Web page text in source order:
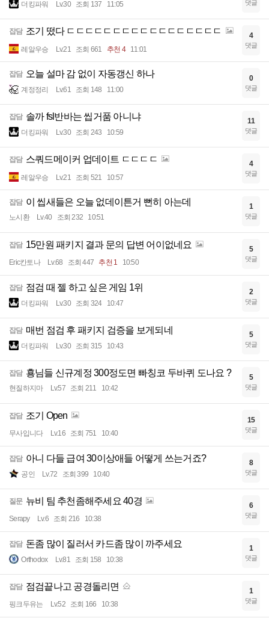
더킹파워 Lv.30 조회 137 11:05 댓글
잡담 조기 떴다 ㄷㄷㄷㄷㄷㄷㄷㄷㄷㄷㄷㄷㄷㄷㄷㄷㄷ
레알우승 Lv.21 조회 661 추천 4 11:01
4
댓글
잡담 오늘 설마 감 없이 자동갱신 하나
계정정리 Lv.61 조회 148 11:00
0
댓글
잡담 솔까 fsl반바는 씹거품 아니냐
더킹파워 Lv.30 조회 243 10:59
11
댓글
잡담 스쿼드메이커 업데이트 ㄷㄷㄷㄷ
레알우승 Lv.21 조회 521 10:57
4
댓글
잡담 이 씹새들은 오늘 없데이튼거 뻔히 아는데
노시환 Lv.40 조회 232 10:51
1
댓글
잡담 15만원 패키지 결과 문의 답변 어이없네요
Eric칸토나 Lv.68 조회 447 추천 1 10:50
5
댓글
잡담 점검 때 젤 하고 싶은 게임 1위
더킹파워 Lv.30 조회 324 10:47
2
댓글
잡담 매번 점검 후 패키지 검증을 보게되네
더킹파워 Lv.30 조회 315 10:43
5
댓글
잡담 횽님들 신규계정 300정도면 빠칭코 두바퀴 도나요 ?
현질하지마 Lv.57 조회 211 10:42
5
댓글
잡담 조기 Open
무사입니다 Lv.16 조회 751 10:40
15
댓글
잡담 아니 다들 급여 30이상애들 어떻게 쓰는거죠?
공인 Lv.72 조회 399 10:40
8
댓글
질문 뉴비 팀 추천좀해주세요 40경
Serapy Lv.6 조회 216 10:38
6
댓글
잡담 돈좀 많이 질러서 카드좀 많이 까주세요
Orthodox Lv.81 조회 158 10:38
1
댓글
잡담 점검끝나고 공경돌리면
핑크두유는 Lv.52 조회 166 10:38
1
댓글